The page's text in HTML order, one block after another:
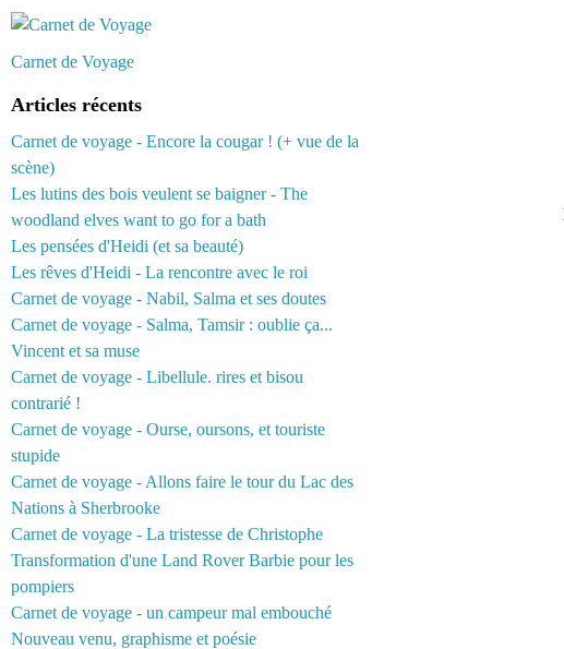
Carnet de Voyage
Articles récents
Carnet de voyage - Encore la cougar ! (+ vue de la
scène)
Les lutins des bois veulent se baigner - The
woodland elves want to go for a bath
Les pensées d'Heidi (et sa beauté)
Les rêves d'Heidi - La rencontre avec le roi
Carnet de voyage - Nabil, Salma et ses doutes
Carnet de voyage - Salma, Tamsir : oublie ça...
Vincent et sa muse
Carnet de voyage - Libellule. rires et bisou
contrarié !
Carnet de voyage - Ourse, oursons, et touriste
stupide
Carnet de voyage - Allons faire le tour du Lac des
Nations à Sherbrooke
Carnet de voyage - La tristesse de Christophe
Transformation d'une Land Rover Barbie pour les
pompiers
Carnet de voyage - un campeur mal embouché
Nouveau venu, graphisme et poésie